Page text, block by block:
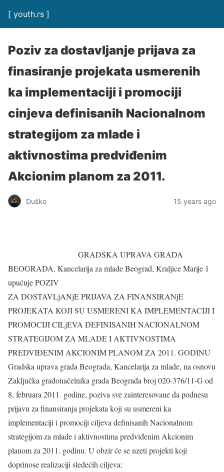
[ youth.rs ]
Poziv za dostavljanje prijava za
finasiranje projekata usmerenih
ka implementaciji i promociji
cinjeva definisanih Nacionalnom
strategijom za mlade i
aktivnostima predviđenim
Akcionim planom za 2011.
Duško 15 years ago
GRADSKA UPRAVA GRADA
BEOGRADA, Kancelarija za mlade Beograd, Kraljice Marije 1
upućuje POZIV
ZA DOSTAVLjANjE PRIJAVA ZA FINANSIRANjE
PROJEKATA KOJI SU USMERENI KA IMPLEMENTACIJI I
PROMOCIJI CILjEVA DEFINISANIH NACIONALNOM
STRATEGIJOM ZA MLADE I AKTIVNOSTIMA
PREDVIĐENIM AKCIONIM PLANOM ZA 2011. GODINU
Gradska uprava grada Beograda, Kancelarija za mlade, na osnovu
Zaključka gradonačelnika grada Beograda broj 020-376/11-G od
8. februara 2011. godine, poziva sve zainteresovane da podnesu
prijavu za finansiranja projekata koji su usmereni ka
implementaciji i promociji ciljeva definisanih Nacionalnom
strategijom za mlade i aktivnostima predviđenim Akcionim
planom za 2011. godinu. U obzir će se uzeti projekti koji
doprinose realizaciji sledećih ciljeva: